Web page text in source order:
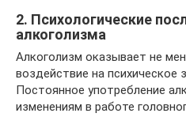
2. Психологические
алкоголизма
Алкоголизм оказывает не
воздействие на психическое
Постоянное употребление
изменениям в работе